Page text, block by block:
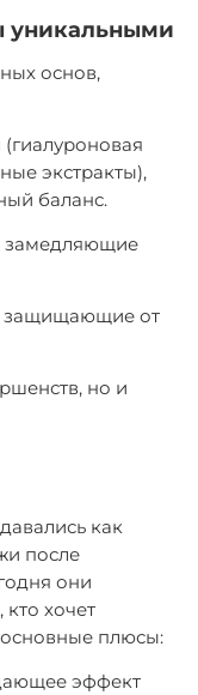
уникальными
основ,
(гиалуроновая
экстракты),
баланс.
замедляющие
защищающие от
но и
как
после
они
хочет
основные плюсы:
эффект